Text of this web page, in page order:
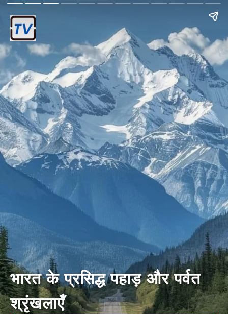
भारत के प्रसिद्ध पहाड़ और पर्वत
श्रृंखलाएँ